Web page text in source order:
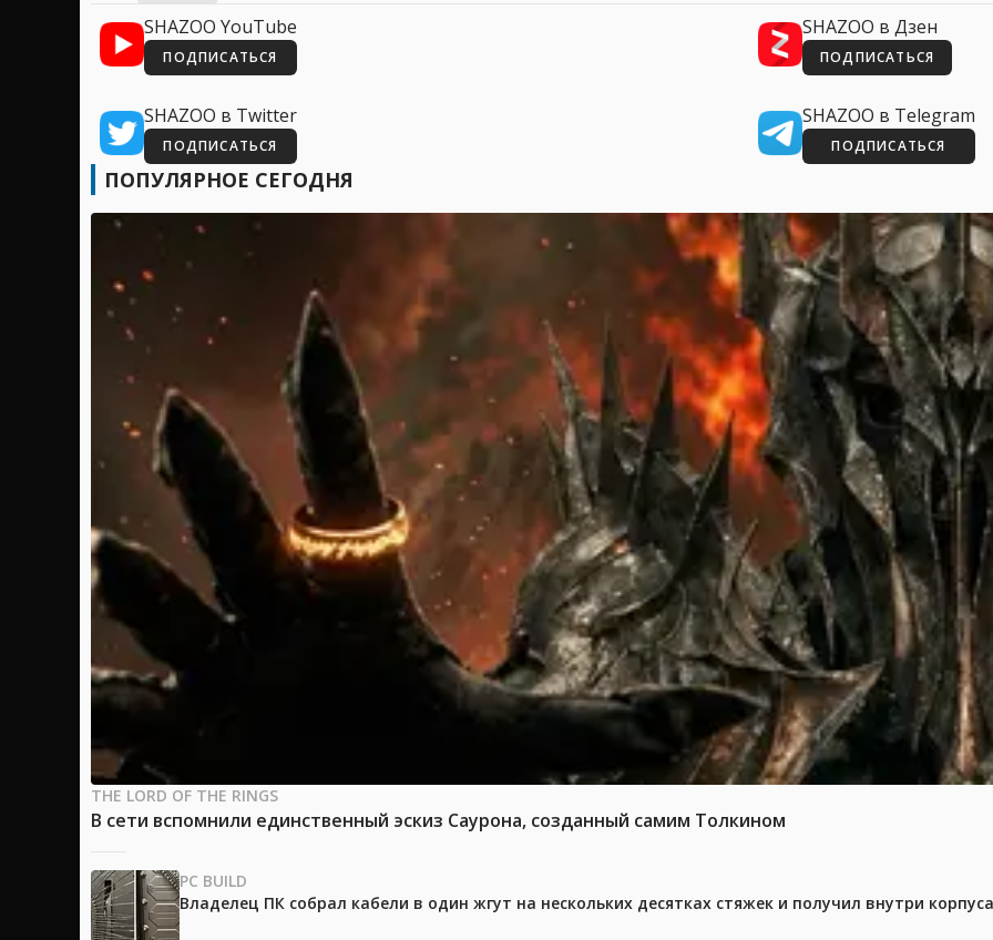
SHAZOO YouTube
ПОДПИСАТЬСЯ
SHAZOO в Дзен
ПОДПИСАТЬСЯ
SHAZOO в Twitter
ПОДПИСАТЬСЯ
SHAZOO в Telegram
ПОДПИСАТЬСЯ
ПОПУЛЯРНОЕ СЕГОДНЯ
THE LORD OF THE RINGS
В сети вспомнили единственный эскиз Саурона, созданный самим Толкином
PC BUILD
Владелец ПК собрал кабели в один жгут на нескольких десятках стяжек и получил внутри